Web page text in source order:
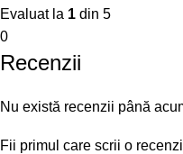
Evaluat la 1 din 5
0
Recenzii
Nu există recenzii până
Fii primul care scrii o